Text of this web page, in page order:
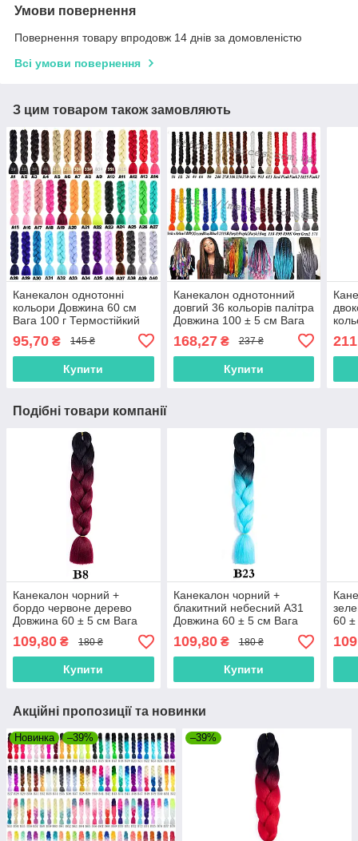
Умови повернення
Повернення товару впродовж 14 днів за домовленістю
Всі умови повернення
З цим товаром також замовляють
Канекалон однотонні
кольори Довжина 60 см
Вага 100 г Термостійкий
95,70 ₴ 145 ₴
Купити
Канекалон однотонний
довгий 36 кольорів палітра
Довжина 100 ± 5 см Вага
коса Jumbo
168,27₴ 237 ₴
Купити
Подібні товари компанії
Канекалон чорний +
бордо червоне дерево
Довжина 60 ± 5 см Вага
100 ± 5 г Термостійкий
двоколірний Jumbo Braid
109,80 ₴ 180 ₴
Купити
Канекалон чорний +
блакитний небесний А31
Довжина 60 ± 5 см Вага
100 ± 5г Термостійкий
двоколірний Jumbo Braid
109,80₴ 180 ₴
Купити
60 ±
Акційні пропозиції та новинки
Новинка –39% –39%